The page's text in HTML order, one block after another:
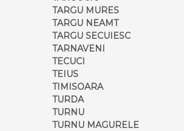
TARGU MURES
TARGU NEAMT
TARGU SECUIESC
TARNAVENI
TECUCI
TEIUS
TIMISOARA
TURDA
TURNU
TURNU MAGURELE